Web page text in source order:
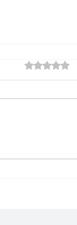
Obtuvo 0 de 5